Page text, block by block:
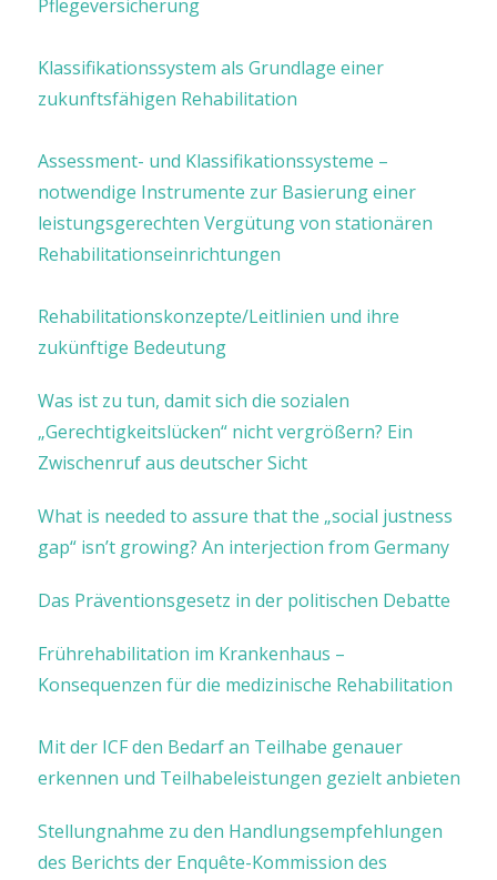
Pflegeversicherung
Klassifikationssystem als Grundlage einer
zukunftsfähigen Rehabilitation
Assessment- und Klassifikationssysteme –
notwendige Instrumente zur Basierung einer
leistungsgerechten Vergütung von stationären
Rehabilitationseinrichtungen
Rehabilitationskonzepte/Leitlinien und ihre
zukünftige Bedeutung
Was ist zu tun, damit sich die sozialen
„Gerechtigkeitslücken“ nicht vergrößern? Ein
Zwischenruf aus deutscher Sicht
What is needed to assure that the „social justness
gap“ isn’t growing? An interjection from Germany
Das Präventionsgesetz in der politischen Debatte
Frührehabilitation im Krankenhaus –
Konsequenzen für die medizinische Rehabilitation
Mit der ICF den Bedarf an Teilhabe genauer
erkennen und Teilhabeleistungen gezielt anbieten
Stellungnahme zu den Handlungsempfehlungen
des Berichts der Enquête-Kommission des